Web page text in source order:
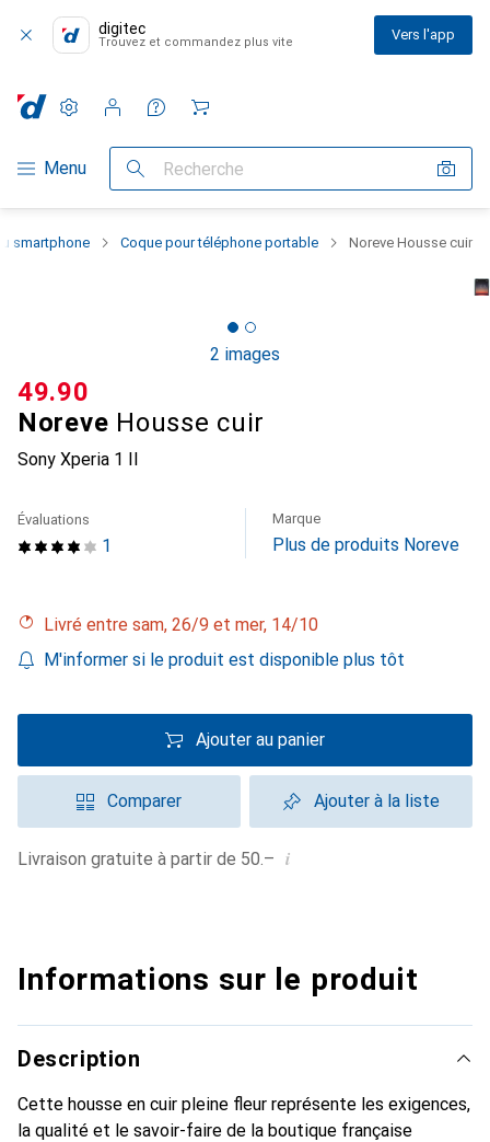
digitec
Trouvez et commandez plus vite Vers l'app
Navigation par catégorie
Menu Recherche
Paramètres
Compte client
Listes de comparaison
Listes d'envies
Panier
smartphone Coque pour téléphone portable Noreve Housse cuir
2 images
Noreve Housse cuir
Sony Xperia 1 II
CHF
49.90
1
Évaluations Marque
Plus de produits Noreve
Livré entre sam, 26/9 et mer, 14/10
M'informer si le produit est disponible plus tôt
Ajouter au panier
Comparer Ajouter à la liste
Livraison gratuite à partir de 50.– i
Informations sur le produit
Description
Cette housse en cuir pleine fleur représente les exigences,
la qualité et le savoir-faire de la boutique française